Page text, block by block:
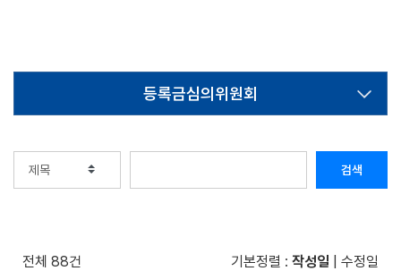
등록금심의위원회
검색
전체 88건 기본정렬 : 작성일 수정일